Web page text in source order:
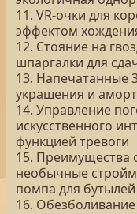
11. VR-очки для
эффектом
12. Стояние на
шпаргалки для
13. Напечатанные
украшения и
14. Управление
искусственного
функцией тревоги
15. Преимущества
необычные
помпа для бутылей
16.